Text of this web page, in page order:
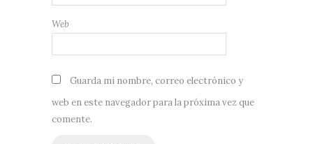
Web
Guarda mi nombre, correo electrónico y
web en este navegador para la próxima vez que
comente.